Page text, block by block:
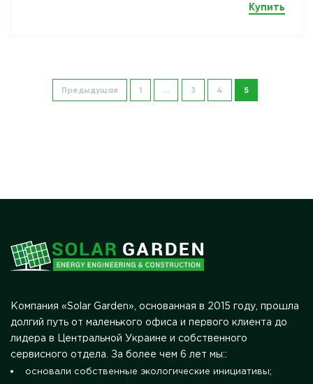
Купить
Предыдущая 1 … 3 4 5
Компания «Solar Garden», основанная в 2015 году, прошла
долгий путь от маленького офиса и первого клиента до
лидера в Центральной Украине и собственного
сервисного отдела. За более чем 6 лет мы::
основали собственные экологические инициативы;